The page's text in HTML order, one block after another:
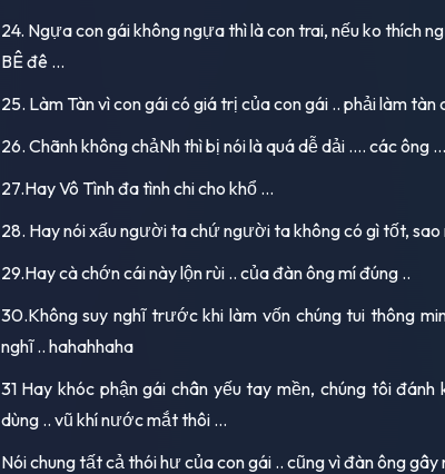
24. Ngựa con gái không ngựa thì là con trai, nếu ko thích
BÊ đê ...
25. Làm Tàn vì con gái có giá trị của con gái .. phải làm tàn
26. Chãnh không chảNh thì bị nói là quá dễ dải .... các ông
27.Hay Vô Tình đa tình chi cho khổ ...
28. Hay nói xấu người ta chứ người ta không có gì tốt,
29.Hay cà chớn cái này lộn rùi .. của đàn ông mí đúng ..
30.Không suy nghĩ trước khi làm vốn chúng tui thông
nghĩ .. hahahhaha
31 Hay khóc phận gái chân yếu tay mền, chúng tôi đánh
dùng .. vũ khí nước mắt thôi ...
Nói chung tất cả thói hư của con gái .. cũng vì đàn ông gây